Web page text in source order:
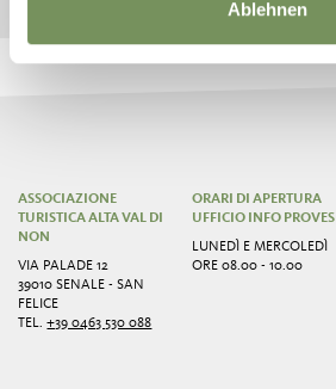
Ablehnen
ASSOCIAZIONE
TURISTICA ALTA VAL DI
NON
VIA PALADE 12
39010 SENALE - SAN
FELICE
TEL.+39 0463 530 088
ORARI DI APERTURA
UFFICIO INFO PROVES
LUNEDÌ E MERCOLEDÌ
ORE 08.00 - 10.00